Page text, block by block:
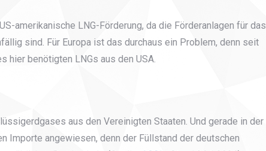
amerikanische LNG-Förderung, da die Förderanlagen für das
sind. Für Europa ist das durchaus ein Problem, denn seit
hier benötigten LNGs aus den USA.
aus den Vereinigten Staaten. Und gerade in der
Importe angewiesen, denn der Füllstand der deutschen